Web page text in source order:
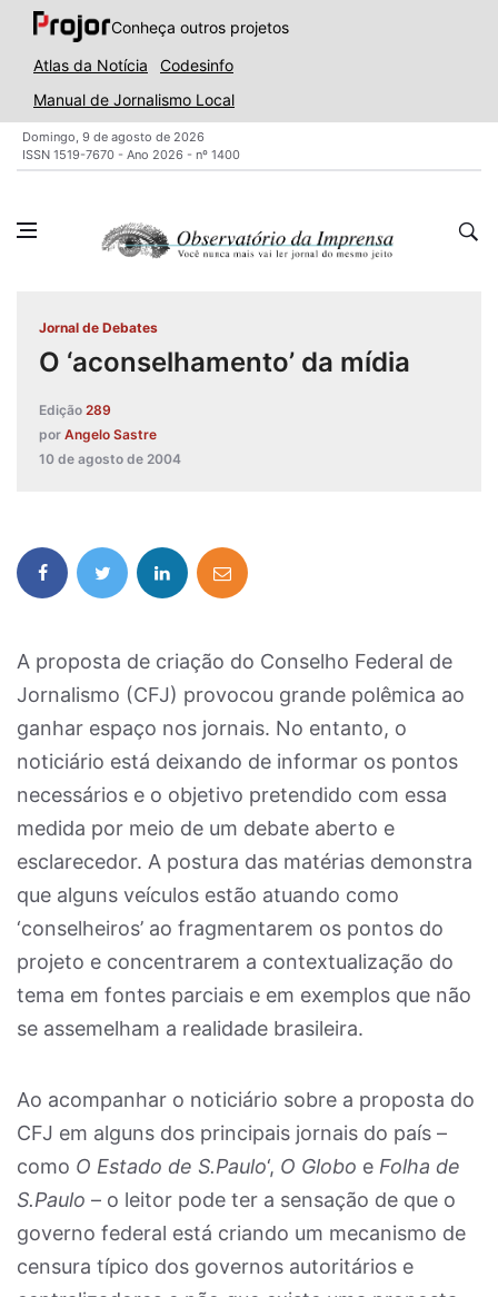
Conheça outros projetos
Atlas da Notícia
Codesinfo
Manual de Jornalismo Local
Domingo, 9 de agosto de 2026
ISSN 1519-7670 - Ano 2026 - nº 1400
Jornal de Debates
O ‘aconselhamento’ da mídia
Edição 289
por Angelo Sastre
10 de agosto de 2004
A proposta de criação do Conselho Federal de
Jornalismo (CFJ) provocou grande polêmica ao
ganhar espaço nos jornais. No entanto, o
noticiário está deixando de informar os pontos
necessários e o objetivo pretendido com essa
medida por meio de um debate aberto e
esclarecedor. A postura das matérias demonstra
que alguns veículos estão atuando como
‘conselheiros’ ao fragmentarem os pontos do
projeto e concentrarem a contextualização do
tema em fontes parciais e em exemplos que não
se assemelham a realidade brasileira.
Ao acompanhar o noticiário sobre a proposta do
CFJ em alguns dos principais jornais do país –
como O Estado de S.Paulo‘, O Globo e Folha de
S.Paulo – o leitor pode ter a sensação de que o
governo federal está criando um mecanismo de
censura típico dos governos autoritários e